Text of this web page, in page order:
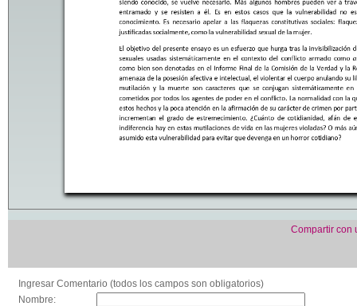
Compartir con
Ingresar Comentario (todos los campos son obligatorios)
Nombre: